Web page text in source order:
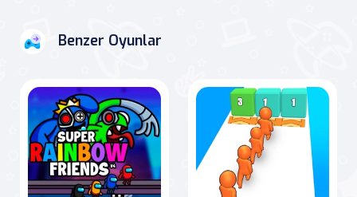
Benzer Oyunlar